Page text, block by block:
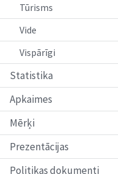
Tūrisms
Vide
Vispārīgi
Statistika
Apkaimes
Mērķi
Prezentācijas
Politikas dokumenti